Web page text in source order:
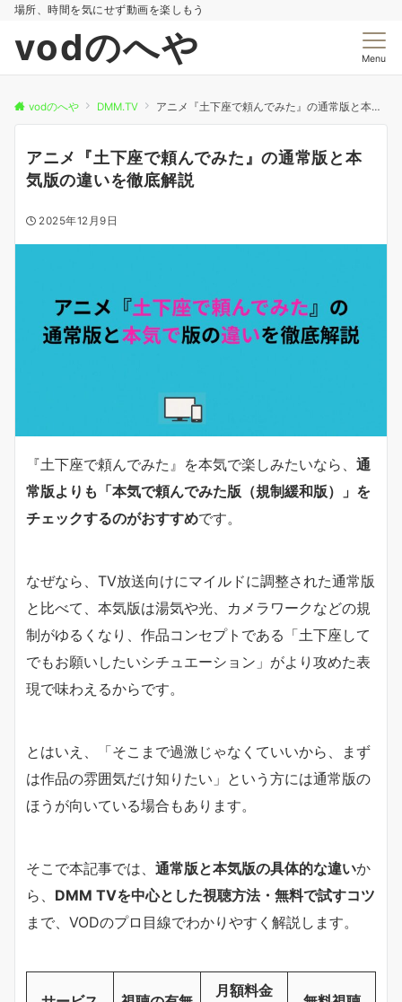
場所、時間を気にせず動画を楽しもう
vodのへや Menu
vodのへや DMM.TV アニメ『土下座で頼んでみた』の通常版と本気版の違いを徹底解説
アニメ『土下座で頼んでみた』の通常版と本
気版の違いを徹底解説
2025年12月9日
『土下座で頼んでみた』を本気で楽しみたいなら、 通
常版よりも「本気で頼んでみた版（規制緩和版）」を
チェックするのがおすすめです。
なぜなら、TV放送向けにマイルドに調整された通常版
と比べて、本気版は湯気や光、カメラワークなどの規
制がゆるくなり、作品コンセプトである「土下座して
でもお願いしたいシチュエーション」がより攻めた表
現で味わえるからです。
とはいえ、「そこまで過激じゃなくていいから、まず
は作品の雰囲気だけ知りたい」という方には通常版の
ほうが向いている場合もあります。
そこで本記事では、 通常版と本気版の具体的な違いか
ら、 DMM TVを中心とした視聴方法・無料で試すコツ
まで、VODのプロ目線でわかりやすく解説します。
月額料金